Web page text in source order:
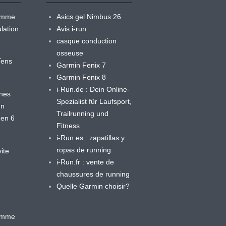
6
Asics gel Nimbus 26
Avis i-run
casque conduction
osseuse
Garmin Fenix 7
Garmin Fenix 8
i-Run.de : Dein Online-
Spezialist für Laufsport,
Trailrunning und
Fitness
i-Run.es : zapatillas y
ropas de running
i-Run.fr : vente de
chaussures de running
Quelle Garmin choisir?